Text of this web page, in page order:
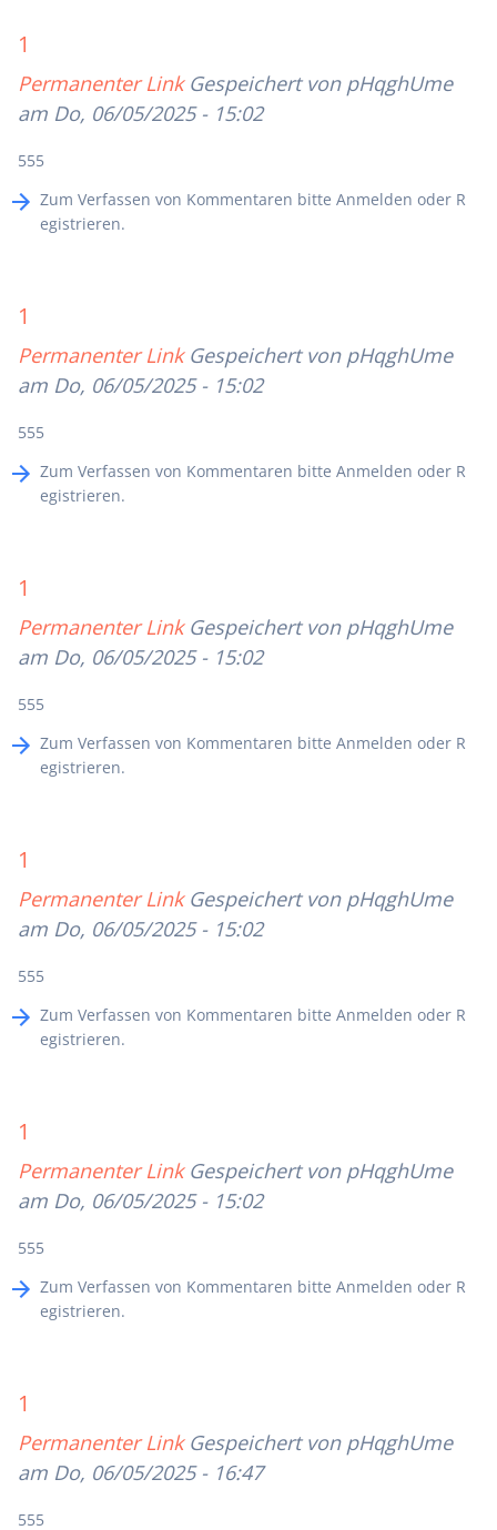
1
Permanenter Link Gespeichert von pHqghUme
am Do, 06/05/2025 - 15:02
555
Zum Verfassen von Kommentaren bitte Anmelden oder R
egistrieren.
1
Permanenter Link Gespeichert von pHqghUme
am Do, 06/05/2025 - 15:02
555
Zum Verfassen von Kommentaren bitte Anmelden oder R
egistrieren.
1
Permanenter Link Gespeichert von pHqghUme
am Do, 06/05/2025 - 15:02
555
Zum Verfassen von Kommentaren bitte Anmelden oder R
egistrieren.
1
Permanenter Link Gespeichert von pHqghUme
am Do, 06/05/2025 - 15:02
555
Zum Verfassen von Kommentaren bitte Anmelden oder R
egistrieren.
1
Permanenter Link Gespeichert von pHqghUme
am Do, 06/05/2025 - 15:02
555
Zum Verfassen von Kommentaren bitte Anmelden oder R
egistrieren.
1
Permanenter Link Gespeichert von pHqghUme
am Do, 06/05/2025 - 16:47
555